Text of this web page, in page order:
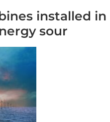
installed in
sour